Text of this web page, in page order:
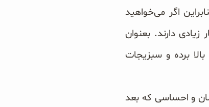
اگر می‌خواهید
دارند. بعنوان
برده و سبزیجات
روزانه‌شان و احساسی که بعد